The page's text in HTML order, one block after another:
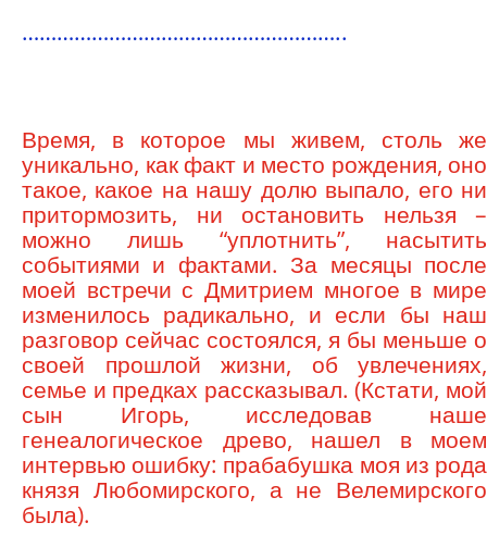
………………………………………………..
Время, в которое мы живем, столь же
уникально, как факт и место рождения, оно
такое, какое на нашу долю выпало, его ни
притормозить, ни остановить нельзя –
можно лишь “уплотнить”, насытить
событиями и фактами. За месяцы после
моей встречи с Дмитрием многое в мире
изменилось радикально, и если бы наш
разговор сейчас состоялся, я бы меньше о
своей прошлой жизни, об увлечениях,
семье и предках рассказывал. (Кстати, мой
сын Игорь, исследовав наше
генеалогическое древо, нашел в моем
интервью ошибку: прабабушка моя из рода
князя Любомирского, а не Велемирского
была).